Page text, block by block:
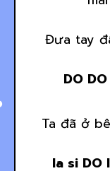
Đưa tay
DO
Ta đã ở
la si DO